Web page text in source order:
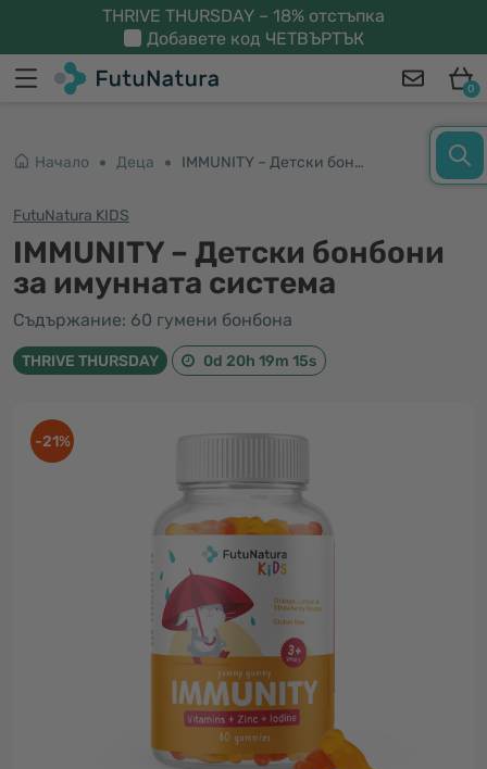
THRIVE THURSDAY – 18% отстъпка
Добавете код ЧЕТВЪРТЪК
0
Начало Деца IMMUNITY – Детски бонбони за имунната система
FutuNatura KIDS
IMMUNITY – Детски бонбони
за имунната система
Съдържание: 60 гумени бонбона
THRIVE THURSDAY 0d 20h 19m 14s
-21%